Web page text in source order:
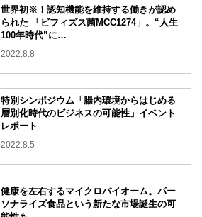
世界初※！認知機能を維持する働きが認め
られた 「ビフィズス菌MCC1274」。“人生
100年時代”に…
2022.8.8
特別シンポジウム「腸内環境からはじめる
層別化時代のビジネスの可能性」イベント
レポート
2022.8.5
健康を左右するマイクロバイオーム。パー
ソナライズ食品という新たな市場誕生の可